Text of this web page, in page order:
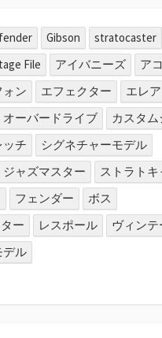
fender Gibson
stratocaster
File アイバニーズ
ア
ォン エフェクター
エレ
オーバードライブ
カスタ
ッチ
シグネチャーモデル
ジャズマスター
ストラト
フェンダー
ボス
ー
レスポール
ヴィンテ
デル